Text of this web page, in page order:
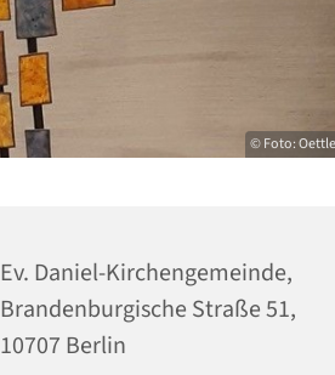
© Foto:
Ev. Daniel-Kirchengemeinde,
Brandenburgische Straße 51,
10707 Berlin